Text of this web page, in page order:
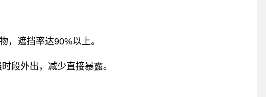
，遮挡率达90%以上‌。
段外出，减少直接暴露‌。